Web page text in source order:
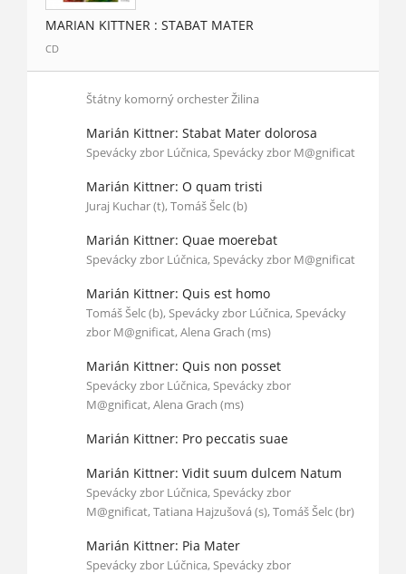
MARIAN KITTNER : STABAT MATER
CD
Štátny komorný orchester Žilina
Marián Kittner: Stabat Mater dolorosa
Spevácky zbor Lúčnica, Spevácky zbor M@gnificat
Marián Kittner: O quam tristi
Juraj Kuchar (t), Tomáš Šelc (b)
Marián Kittner: Quae moerebat
Spevácky zbor Lúčnica, Spevácky zbor M@gnificat
Marián Kittner: Quis est homo
Tomáš Šelc (b), Spevácky zbor Lúčnica, Spevácky
zbor M@gnificat, Alena Grach (ms)
Marián Kittner: Quis non posset
Spevácky zbor Lúčnica, Spevácky zbor
M@gnificat, Alena Grach (ms)
Marián Kittner: Pro peccatis suae
Marián Kittner: Vidit suum dulcem Natum
Spevácky zbor Lúčnica, Spevácky zbor
M@gnificat, Tatiana Hajzušová (s), Tomáš Šelc (br)
Marián Kittner: Pia Mater
Spevácky zbor Lúčnica, Spevácky zbor